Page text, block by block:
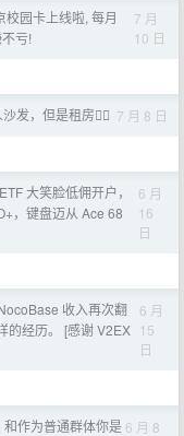
校园卡上线啦, 每月
亏!
7 月
10 日
发，但是租房😮‍💨 7 月 8 日
大笑脸低佣开户，
，键盘迈从 Ace 68
6 月
16
日
收入再次翻
的经历。 [感谢 V2EX
6 月
15
日
作为普通群体你是 6 月 8